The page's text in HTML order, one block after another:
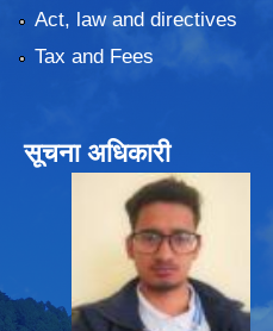
Act, law and directives
Tax and Fees
सूचना अधिकारी